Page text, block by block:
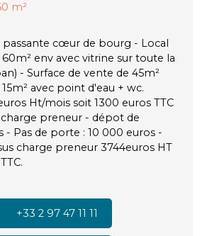
m²
passante cœur de bourg - Local
env avec vitrine sur toute la
- Surface de vente de 45m²
avec point d'eau + wc.
Ht/mois soit 1300 euros TTC
preneur - dépot de
- Pas de porte : 10 000 euros -
charge preneur 3744euros HT
+33 2 97 47 11 11